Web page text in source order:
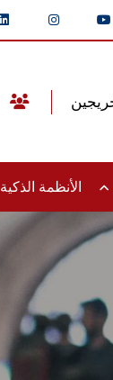
الأنظمة الذكية